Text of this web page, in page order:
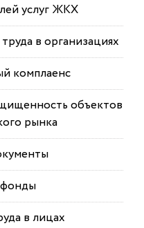
услуг ЖКХ
в организациях
комплаенс
объектов
рынка
в лицах